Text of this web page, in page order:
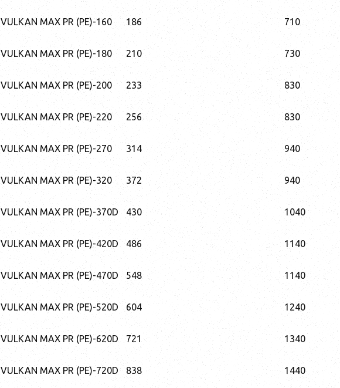
VULKAN MAX PR (PE)-160 186 710
VULKAN MAX PR (PE)-180 210 730
VULKAN MAX PR (PE)-200 233 830
VULKAN MAX PR (PE)-220 256 830
VULKAN MAX PR (PE)-270 314 940
VULKAN MAX PR (PE)-320 372 940
VULKAN MAX PR (PE)-370D 430 1040
VULKAN MAX PR (PE)-420D 486 1140
VULKAN MAX PR (PE)-470D 548 1140
VULKAN MAX PR (PE)-520D 604 1240
VULKAN MAX PR (PE)-620D 721 1340
VULKAN MAX PR (PE)-720D 838 1440